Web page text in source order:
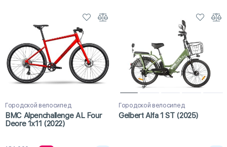
Городской велосипед
BMC Alpenchallenge AL Four
Deore 1x11 (2022)
Городской велосипед
Gelbert Alfa 1 ST (2025)